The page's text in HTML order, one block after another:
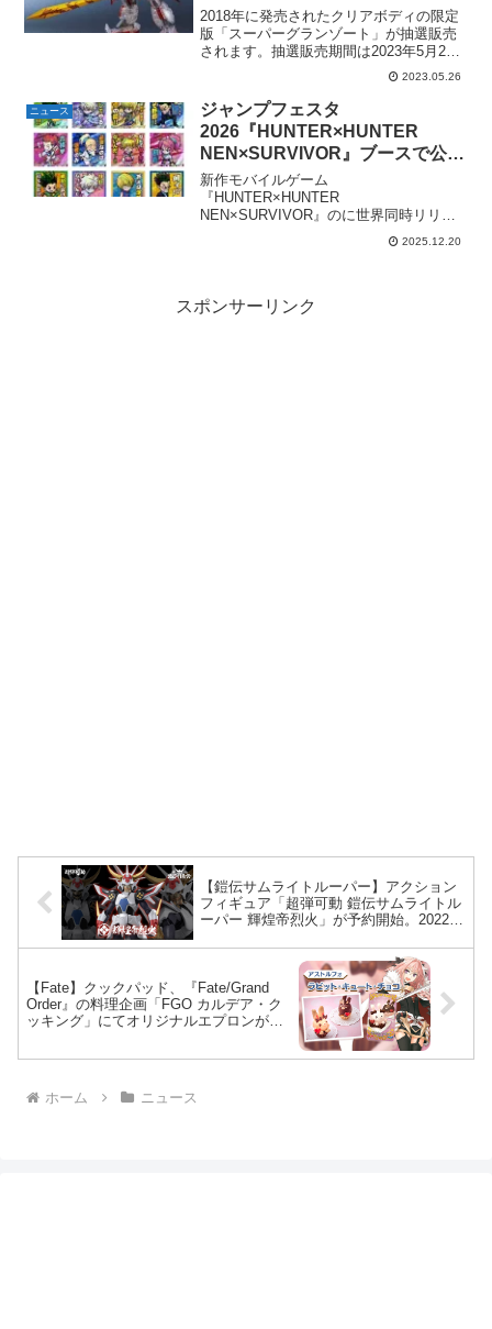
ン」5月26日（金）17時～抽選販
売。
2018年に発売されたクリアボディの限定
版「スーパーグランゾート」が抽選販売
されます。抽選販売期間は2023年5月26
日（金）17時～2023年6月09日（金）23
時。プレミアムバンダイにて。【抽選販
売】ヴァリアブルアクション魔動王グラ
ンゾ...
2023.05.26
ニュース
ジャンプフェスタ
2026『HUNTER×HUNTER
NEN×SURVIVOR』ブースで公式
SNSをフォローやブース写真を投
稿するとランダムステッカーがも
らえる。全12種。12月20日(土)・
新作モバイルゲーム
『HUNTER×HUNTER
NEN×SURVIVOR』のに世界同時リリー
スが2026年2月18日(水)に決定し、事前登
録が、2025年12月20日(土)より開始。そ
2025.12.20
スポンサーリンク
【鎧伝サムライトルーパー】アクション
フィギュア「超弾可動 鎧伝サムライトル
ーパー 輝煌帝烈火」が予約開始。2022年
【Fate】クックパッド、『Fate/Grand
Order』の料理企画「FGO カルデア・ク
ッキング」にてオリジナルエプロンが当
ホーム ニュース